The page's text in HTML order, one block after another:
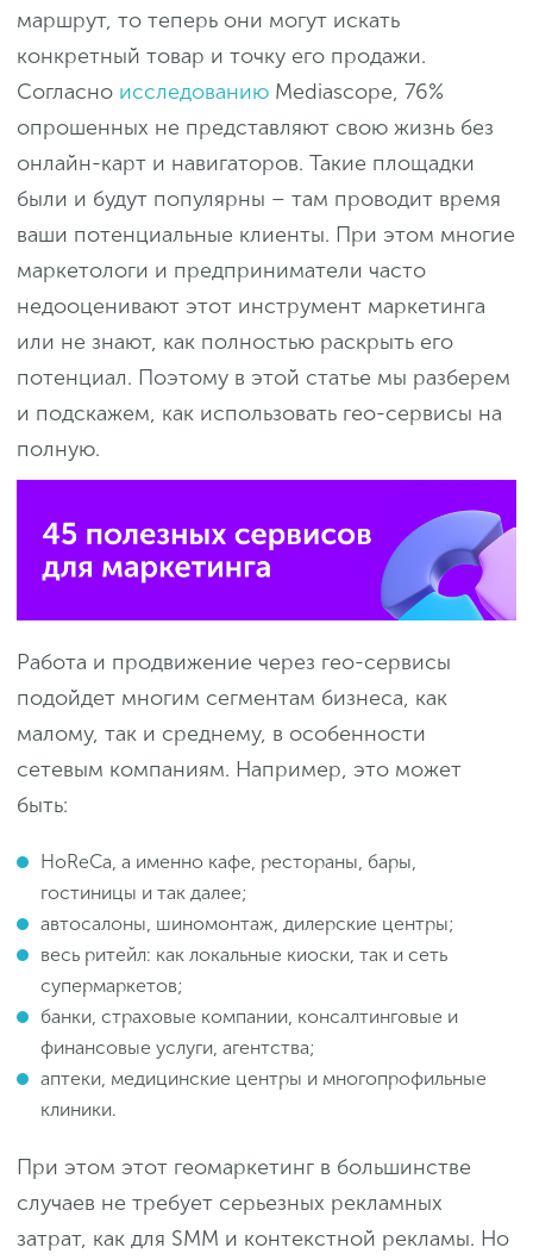
маршрут, то теперь они могут искать
конкретный товар и точку его продажи.
Согласно исследованию Mediascope, 76%
опрошенных не представляют свою жизнь без
онлайн-карт и навигаторов. Такие площадки
были и будут популярны – там проводит время
ваши потенциальные клиенты. При этом многие
маркетологи и предприниматели часто
недооценивают этот инструмент маркетинга
или не знают, как полностью раскрыть его
потенциал. Поэтому в этой статье мы разберем
и подскажем, как использовать гео-сервисы на
полную.
Работа и продвижение через гео-сервисы
подойдет многим сегментам бизнеса, как
малому, так и среднему, в особенности
сетевым компаниям. Например, это может
быть:
HoReCa, а именно кафе, рестораны, бары,
гостиницы и так далее;
автосалоны, шиномонтаж, дилерские центры;
весь ритейл: как локальные киоски, так и сеть
супермаркетов;
банки, страховые компании, консалтинговые и
финансовые услуги, агентства;
аптеки, медицинские центры и многопрофильные
клиники.
При этом этот геомаркетинг в большинстве
случаев не требует серьезных рекламных
затрат, как для SMM и контекстной рекламы. Но